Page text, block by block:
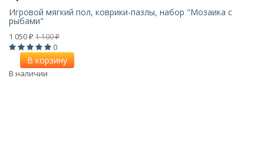
Игровой мягкий пол, коврики-пазлы, набор "Мозаика с
рыбами"
1 050 ₽ 1 100₽
0
В корзину
В наличии